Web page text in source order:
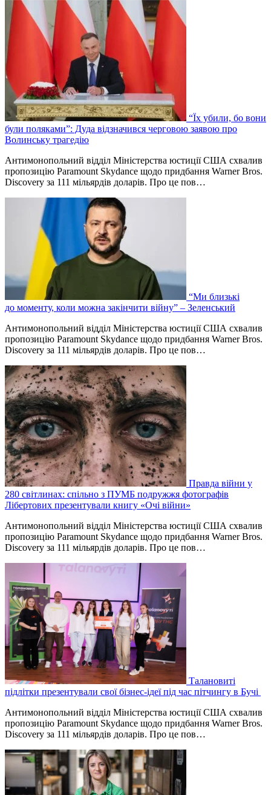
“Їх убили, бо вони
були поляками”: Дуда відзначився черговою заявою про
Волинську трагедію
Антимонопольний відділ Міністерства юстиції США схвалив
пропозицію Paramount Skydance щодо придбання Warner Bros.
Discovery за 111 мільярдів доларів. Про це пов…
“Ми близькі
до моменту, коли можна закінчити війну” – Зеленський
Антимонопольний відділ Міністерства юстиції США схвалив
пропозицію Paramount Skydance щодо придбання Warner Bros.
Discovery за 111 мільярдів доларів. Про це пов…
Правда війни у
280 світлинах: спільно з ПУМБ подружжя фотографів
Лібертових презентували книгу «Очі війни»
Антимонопольний відділ Міністерства юстиції США схвалив
пропозицію Paramount Skydance щодо придбання Warner Bros.
Discovery за 111 мільярдів доларів. Про це пов…
Талановиті
підлітки презентували свої бізнес-ідеї під час пітчингу в Бучі
Антимонопольний відділ Міністерства юстиції США схвалив
пропозицію Paramount Skydance щодо придбання Warner Bros.
Discovery за 111 мільярдів доларів. Про це пов…